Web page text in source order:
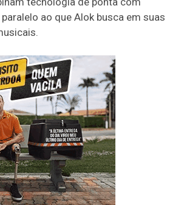
ao que Alok busca em suas